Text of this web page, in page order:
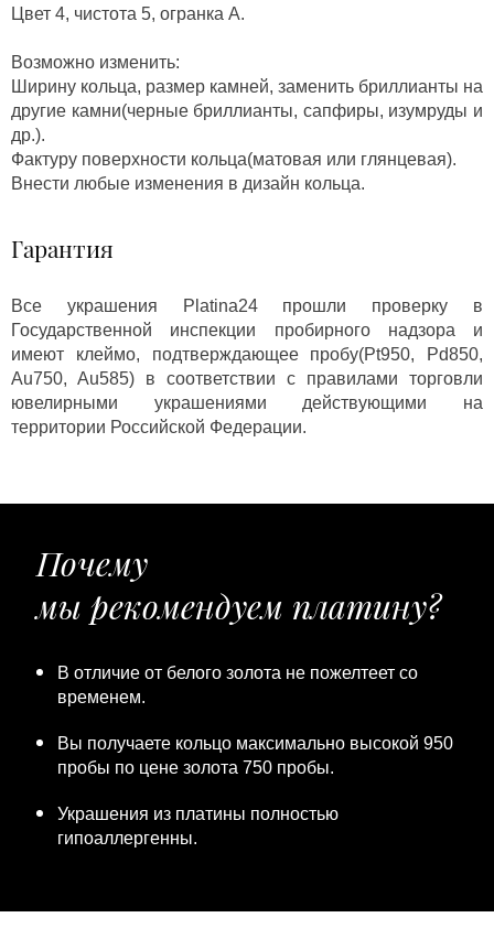
Цвет 4, чистота 5, огранка А.
Возможно изменить:
Ширину кольца, размер камней, заменить бриллианты на
другие камни(черные бриллианты, сапфиры, изумруды и
др.).
Фактуру поверхности кольца(матовая или глянцевая).
Внести любые изменения в дизайн кольца.
Гарантия
Все украшения Platina24 прошли проверку в
Государственной инспекции пробирного надзора и
имеют клеймо, подтверждающее пробу(Pt950, Pd850,
Au750, Au585) в соответствии с правилами торговли
ювелирными украшениями действующими на
территории Российской Федерации.
Почему
мы рекомендуем платину?
В отличие от белого золота не пожелтеет со
временем.
Вы получаете кольцо максимально высокой 950
пробы по цене золота 750 пробы.
Украшения из платины полностью
гипоаллергенны.